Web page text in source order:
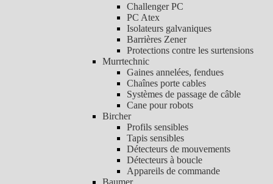
Challenger PC
PC Atex
Isolateurs galvaniques
Barrières Zener
Protections contre les surtensions
Murrtechnic
Gaines annelées, fendues
Chaînes porte cables
Systèmes de passage de câble
Cane pour robots
Bircher
Profils sensibles
Tapis sensibles
Détecteurs de mouvements
Détecteurs à boucle
Appareils de commande
Baumer